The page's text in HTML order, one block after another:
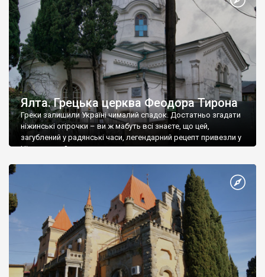
Ялта. Грецька церква Феодора Тирона
Греки залишили Україні чималий спадок. Достатньо згадати
ніжинські огірочки – ви ж мабуть всі знаєте, що цей,
загублений у радянські часи, легендарний рецепт привезли у
Ніжин греки?